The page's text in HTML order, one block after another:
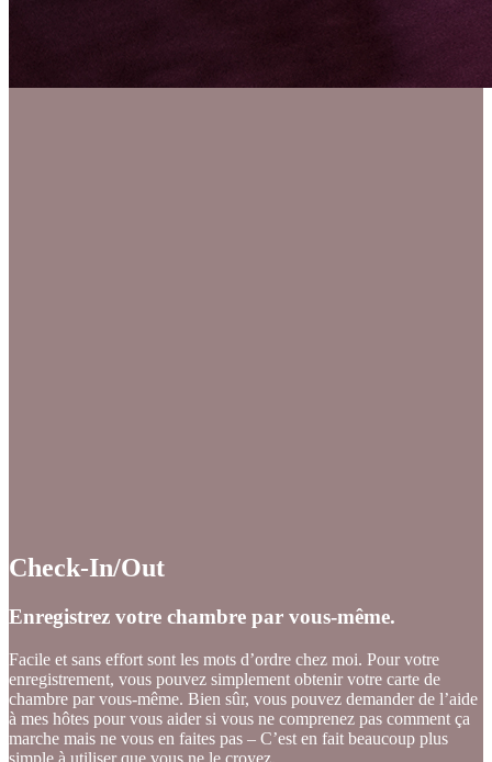
Check-In/Out
Enregistrez votre chambre par vous-même.
Facile et sans effort sont les mots d’ordre chez moi. Pour votre
enregistrement, vous pouvez simplement obtenir votre carte de
chambre par vous-même. Bien sûr, vous pouvez demander de l’aide
à mes hôtes pour vous aider si vous ne comprenez pas comment ça
marche mais ne vous en faites pas – C’est en fait beaucoup plus
simple à utiliser que vous ne le croyez.